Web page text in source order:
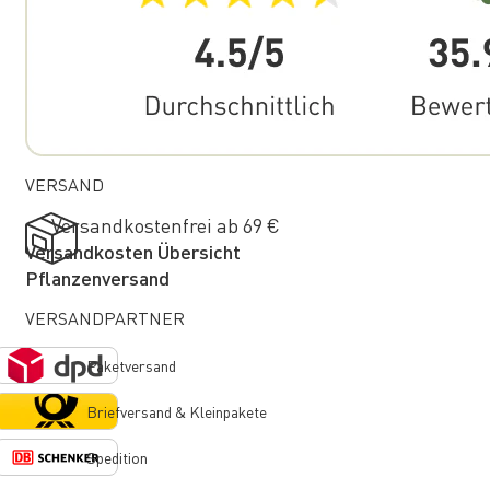
VERSAND
Versandkostenfrei ab 69 €
Versandkosten Übersicht
Pflanzenversand
VERSANDPARTNER
Paketversand
Briefversand & Kleinpakete
Spedition